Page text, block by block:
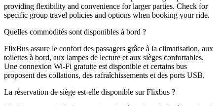
providing flexibility and convenience for larger parties. Check for
specific group travel policies and options when booking your ride.
Quelles commodités sont disponibles à bord ?
FlixBus assure le confort des passagers grâce à la climatisation, aux
toilettes à bord, aux lampes de lecture et aux sièges confortables.
Une connexion Wi-Fi gratuite est disponible et certains bus
proposent des collations, des rafraîchissements et des ports USB.
La réservation de siège est-elle disponible sur Flixbus ?